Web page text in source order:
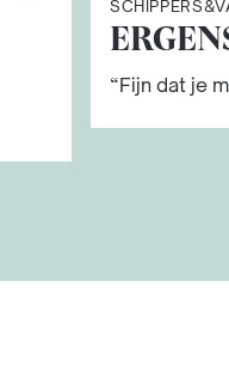
“Fijn dat je